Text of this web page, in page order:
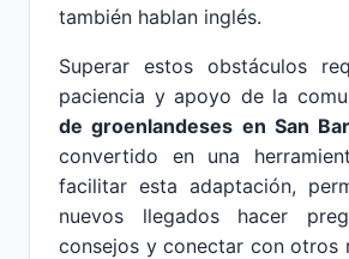
también hablan inglés.
Superar estos obstáculos
paciencia y apoyo de la
de groenlandeses en San
convertido en una
facilitar esta adaptación,
nuevos llegados hacer
consejos y conectar con otros